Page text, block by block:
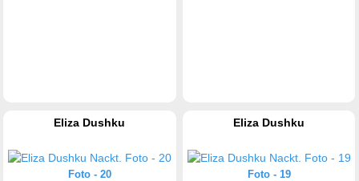
Eliza Dushku
Foto - 20
Eliza Dushku
Foto - 19